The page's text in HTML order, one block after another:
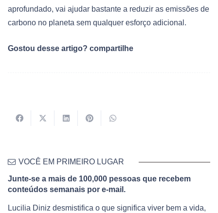
aprofundado, vai ajudar bastante a reduzir as emissões de
carbono no planeta sem qualquer esforço adicional.
Gostou desse artigo? compartilhe
VOCÊ EM PRIMEIRO LUGAR
Junte-se a mais de 100,000 pessoas que recebem
conteúdos semanais por e-mail.
Lucilia Diniz desmistifica o que significa viver bem a vida,